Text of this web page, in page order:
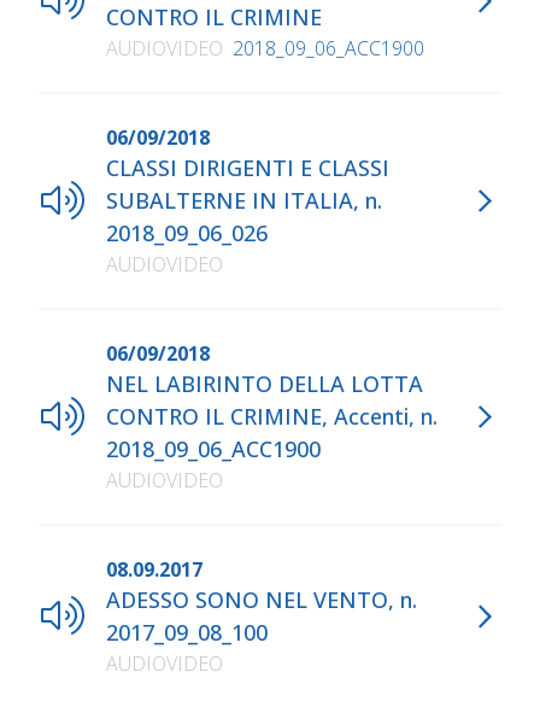
CONTRO IL CRIMINE
AUDIOVIDEO 2018_09_06_ACC1900
06/09/2018
CLASSI DIRIGENTI E CLASSI
SUBALTERNE IN ITALIA, n.
2018_09_06_026
AUDIOVIDEO
06/09/2018
NEL LABIRINTO DELLA LOTTA
CONTRO IL CRIMINE, Accenti, n.
2018_09_06_ACC1900
AUDIOVIDEO
08.09.2017
ADESSO SONO NEL VENTO, n.
2017_09_08_100
AUDIOVIDEO